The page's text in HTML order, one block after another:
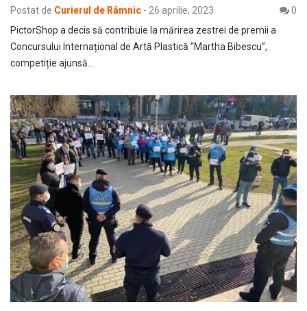
Postat de Curierul de Râmnic - 26 aprilie, 2023
0
PictorShop a decis să contribuie la mărirea zestrei de premii a
Concursului Internațional de Artă Plastică “Martha Bibescu”,
competiție ajunsă…